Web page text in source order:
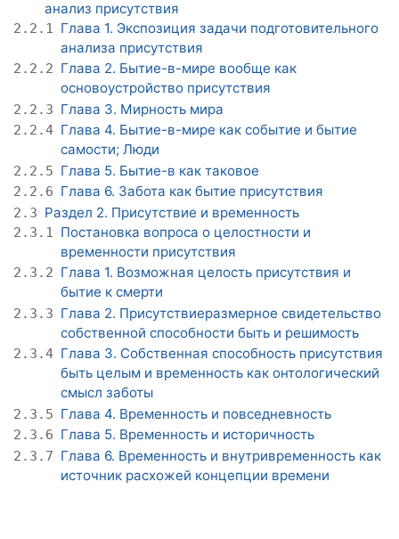
анализ присутствия
2.2.1 Глава 1. Экспозиция задачи подготовительного
анализа присутствия
2.2.2 Глава 2. Бытие-в-мире вообще как
основоустройство присутствия
2.2.3 Глава 3. Мирность мира
2.2.4 Глава 4. Бытие-в-мире как событие и бытие
самости; Люди
2.2.5 Глава 5. Бытие-в как таковое
2.2.6 Глава 6. Забота как бытие присутствия
2.3 Раздел 2. Присутствие и временность
2.3.1 Постановка вопроса о целостности и
временности присутствия
2.3.2 Глава 1. Возможная целость присутствия и
бытие к смерти
2.3.3 Глава 2. Присутствиеразмерное свидетельство
собственной способности быть и решимость
2.3.4 Глава 3. Собственная способность присутствия
быть целым и временность как онтологический
смысл заботы
2.3.5 Глава 4. Временность и повседневность
2.3.6 Глава 5. Временность и историчность
2.3.7 Глава 6. Временность и внутривременность как
источник расхожей концепции времени